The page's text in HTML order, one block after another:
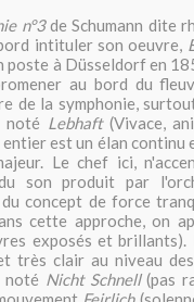
n°3de Schumann dite
intituler son oeuvre,
poste à Düsseldorf en
au bord du
de la symphonie,
noté Lebhaft(Vivace,
entier est un élan
Le chef ici,
du son produit par
concept de force
cette approche, on
exposés et brillants).
très clair au niveau
noté Nicht Schnell(pas